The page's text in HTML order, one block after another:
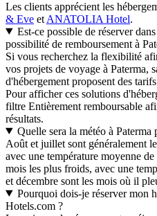
Les clients apprécient les
& Eve et ANATOLIA Hotel.
Est-ce possible de réserver
possibilité de remboursement à
Si vous recherchez la flexibilité
vos projets de voyage à Paterma,
d'hébergement proposent des
Pour afficher ces solutions
filtre Entièrement remboursable
résultats.
Quelle sera la météo à Paterma
Août et juillet sont généralement
avec une température moyenne
mois les plus froids, avec une
et décembre sont les mois où il
Pourquoi dois-je réserver mon
Hotels.com ?